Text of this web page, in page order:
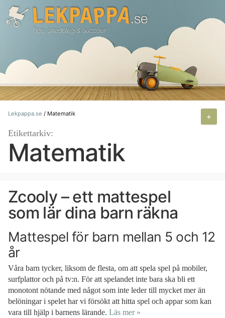
Hoppa
till
+
Lekpappa.se / Matematik
Etikettarkiv:
Matematik
Zcooly – ett mattespel
som lär dina barn räkna
Mattespel för barn mellan 5 och 12
år
Våra barn tycker, liksom de flesta, om att spela spel på mobiler,
surfplattor och på tv:n. För att spelandet inte bara ska bli ett
monotont nötande med något som inte leder till mycket mer än
belöningar i spelet har vi försökt att hitta spel och appar som kan
vara till hjälp i barnens lärande. Läs mer »